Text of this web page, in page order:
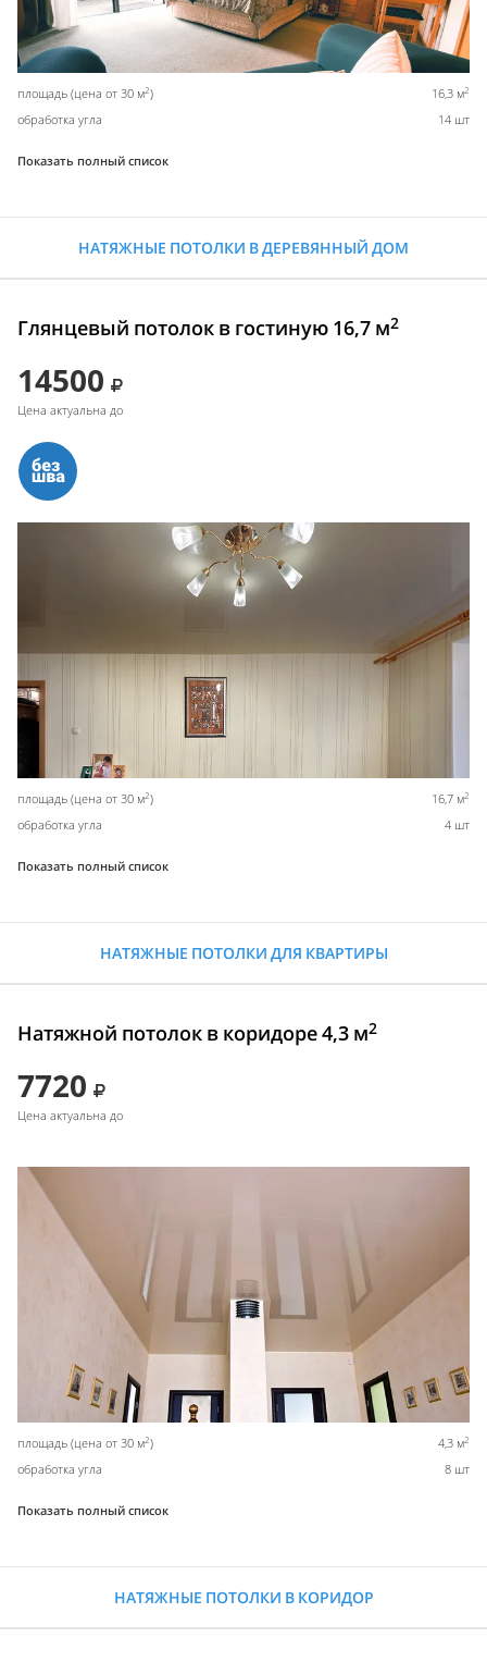
площадь (цена от 30 м2) 16,3 м2
обработка угла 14 шт
Показать полный список
НАТЯЖНЫЕ ПОТОЛКИ В ДЕРЕВЯННЫЙ ДОМ
Глянцевый потолок в гостиную 16,7 м2
14500
Цена актуальна до
площадь (цена от 30 м2) 16,7 м2
обработка угла 4 шт
Показать полный список
НАТЯЖНЫЕ ПОТОЛКИ ДЛЯ КВАРТИРЫ
Натяжной потолок в коридоре 4,3 м2
7720
Цена актуальна до
площадь (цена от 30 м2) 4,3 м2
обработка угла 8 шт
Показать полный список
НАТЯЖНЫЕ ПОТОЛКИ В КОРИДОР